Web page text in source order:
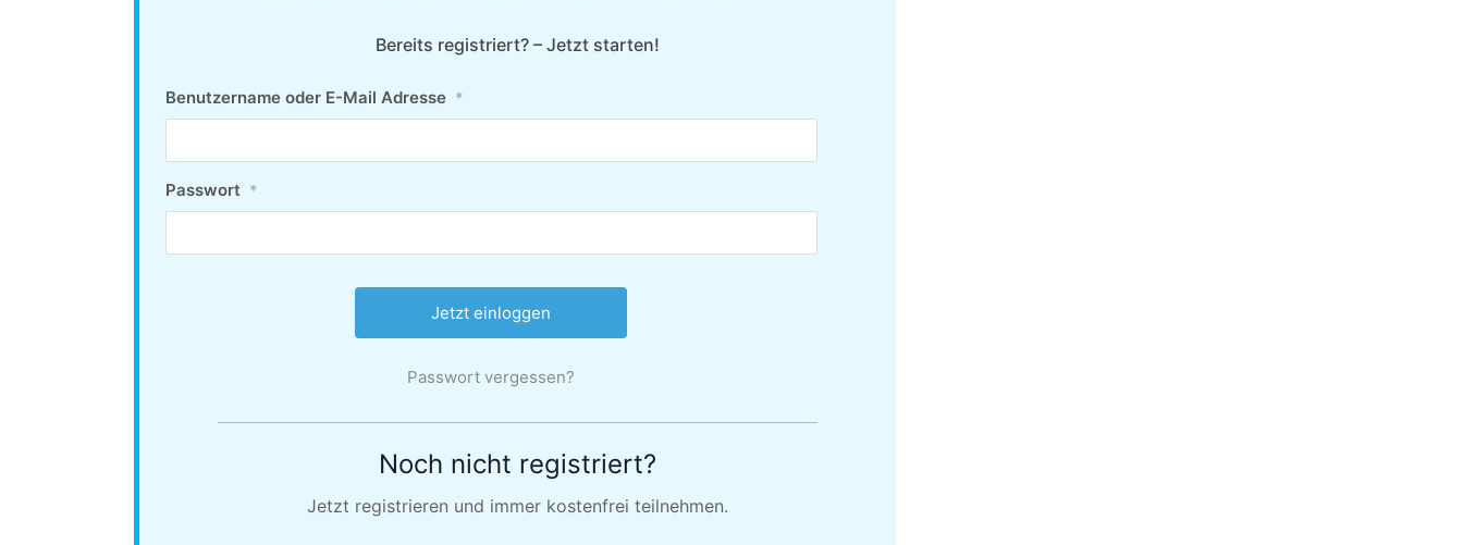
Bereits registriert? – Jetzt starten!
Benutzername oder E-Mail Adresse *
Passwort *
Passwort vergessen?
Noch nicht registriert?
Jetzt registrieren und immer kostenfrei teilnehmen.